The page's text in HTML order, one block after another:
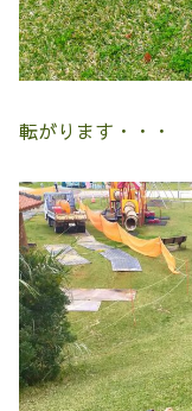
転がります・・・